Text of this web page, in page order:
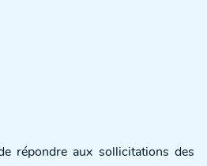
répondre aux sollicitations des